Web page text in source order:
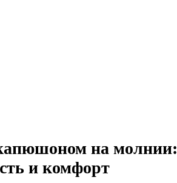
на молнии:
и комфорт